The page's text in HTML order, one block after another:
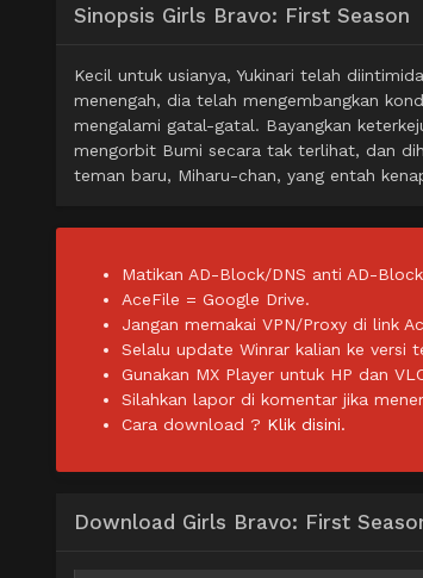
Sinopsis Girls Bravo: First Season
Kecil untuk usianya, Yukinari telah
menengah, dia telah mengembangkan
mengalami gatal-gatal. Bayangkan
mengorbit Bumi secara tak terlihat, dan
teman baru, Miharu-chan, yang entah
Matikan AD-Block/DNS anti AD-
AceFile = Google Drive.
Jangan memakai VPN/Proxy di link
Selalu update Winrar kalian ke versi
Gunakan MX Player untuk HP dan
Silahkan lapor di komentar jika
Cara download ? Klik disini.
Download Girls Bravo: First